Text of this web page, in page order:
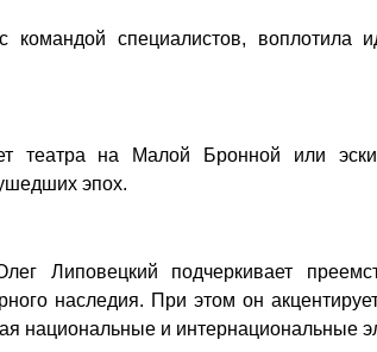
командой специалистов, воплотила
театра на Малой Бронной или
эпох.
Липовецкий подчеркивает
наследия. При этом он
национальные и интернациональные